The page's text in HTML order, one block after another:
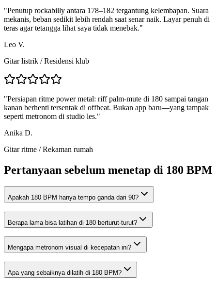
"Penutup rockabilly antara 178–182 tergantung kelembapan. Suara
mekanis, beban sedikit lebih rendah saat senar naik. Layar penuh di
teras agar tetangga lihat saya tidak menebak."
Leo V.
Gitar listrik /Residensi klub
"Persiapan ritme power metal: riff palm-mute di 180 sampai tangan
kanan berhenti tersentak di offbeat. Bukan app baru—yang tampak
seperti metronom di studio les."
Anika D.
Gitar ritme /Rekaman rumah
Pertanyaan sebelum menetap di 180 BPM
Apakah 180 BPM hanya tempo ganda dari 90?
Berapa lama bisa latihan di 180 berturut-turut?
Mengapa metronom visual di kecepatan ini?
Apa yang sebaiknya dilatih di 180 BPM?